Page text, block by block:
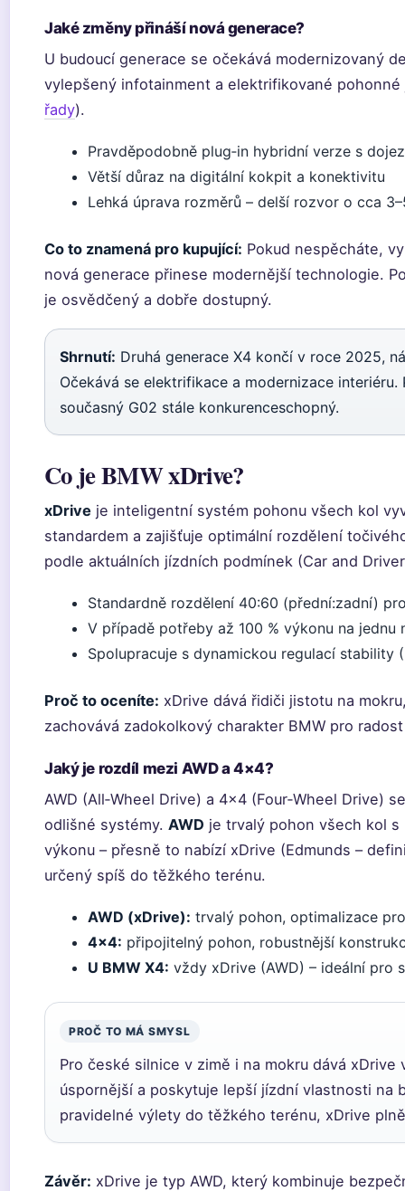
Jaké změny přináší nová generace?
U budoucí generace se očekává modernizovaný
vylepšený infotainment a elektrifikované
řady).
Pravděpodobně plug‑in hybridní verze s
Větší důraz na digitální kokpit a konektivitu
Lehká úprava rozměrů – delší rozvor o cca
Co to znamená pro kupující: Pokud nespěcháte,
nová generace přinese modernější technologie.
je osvědčený a dobře dostupný.
Shrnutí: Druhá generace X4 končí v roce 2025,
Očekává se elektrifikace a modernizace
současný G02 stále konkurenceschopný.
Co je BMW xDrive?
xDrive je inteligentní systém pohonu všech kol
standardem a zajišťuje optimální rozdělení
podle aktuálních jízdních podmínek (Car and
Standardně rozdělení 40:60 (přední:zadní)
V případě potřeby až 100 % výkonu na jednu
Spolupracuje s dynamickou regulací stability
Proč to oceníte: xDrive dává řidiči jistotu na
zachovává zadokolkový charakter BMW pro
Jaký je rozdíl mezi AWD a 4×4?
AWD (All‑Wheel Drive) a 4×4 (Four‑Wheel Drive)
odlišné systémy. AWD je trvalý pohon všech kol
výkonu – přesně to nabízí xDrive (Edmunds –
určený spíš do těžkého terénu.
AWD (xDrive): trvalý pohon, optimalizace
4×4: připojitelný pohon, robustnější
U BMW X4: vždy xDrive (AWD) – ideální pro
PROČ TO MÁ SMYSL
Pro české silnice v zimě i na mokru dává
úspornější a poskytuje lepší jízdní vlastnosti na
pravidelné výlety do těžkého terénu, xDrive
Závěr: xDrive je typ AWD, který kombinuje